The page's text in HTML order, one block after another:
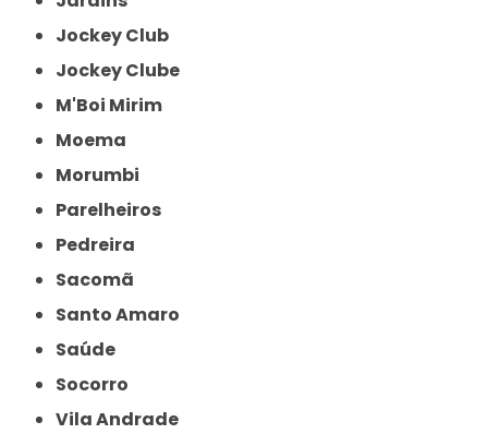
Jockey Club
Jockey Clube
M'Boi Mirim
Moema
Morumbi
Parelheiros
Pedreira
Sacomã
Santo Amaro
Saúde
Socorro
Vila Andrade